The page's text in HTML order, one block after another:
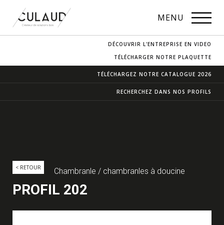
MENU
CONTACT & ACCÈS
DÉCOUVRIR L'ENTREPRISE EN VIDEO
TÉLÉCHARGER NOTRE PLAQUETTE
TÉLÉCHARGEZ NOTRE CATALOGUE 2026
RECHERCHEZ DANS NOS PROFILS
< RETOUR Chambranle / chambranles à doucine
PROFIL 202